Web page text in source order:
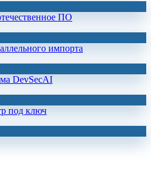
ПО
импорта
DevSecAI
под ключ